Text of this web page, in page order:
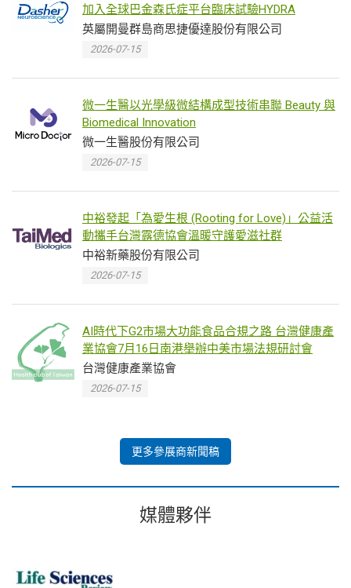
加入全球巴金森氏症平台臨床試驗HYDRA
英屬開曼群島商思捷優達股份有限公司
2026-07-15
微一生醫以光學級微結構成型技術串聯 Beauty 與
Biomedical Innovation
微一生醫股份有限公司
2026-07-15
中裕發起「為愛生根 (Rooting for Love)」公益活
動攜手台灣露德協會溫暖守護愛滋社群
中裕新藥股份有限公司
2026-07-15
AI時代下G2市場大功能食品合規之路 台灣健康產
業協會7月16日南港舉辦中美市場法規研討會
台灣健康產業協會
2026-07-15
更多參展商新聞稿
媒體夥伴